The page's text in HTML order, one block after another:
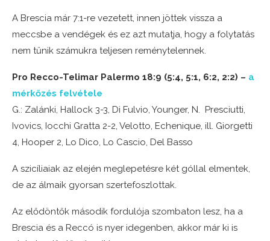
A Brescia már 7:1-re vezetett, innen jöttek vissza a
meccsbe a vendégek és ez azt mutatja, hogy a folytatás
nem tűnik számukra teljesen reménytelennek.
Pro Recco-Telimar Palermo 18:9 (5:4, 5:1, 6:2, 2:2) – a
mérkőzés felvétele
G.: Zalánki, Hallock 3-3, Di Fulvio, Younger, N. Presciutti,
Ivovics, Iocchi Gratta 2-2, Velotto, Echenique, ill. Giorgetti
4, Hooper 2, Lo Dico, Lo Cascio, Del Basso
A szicíliaiak az elején meglepetésre két góllal elmentek,
de az álmaik gyorsan szertefoszlottak.
Az elődöntők második fordulója szombaton lesz, ha a
Brescia és a Reccó is nyer idegenben, akkor már ki is